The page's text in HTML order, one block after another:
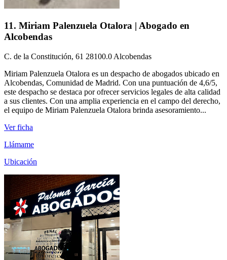
11. Miriam Palenzuela Otalora | Abogado en
Alcobendas
C. de la Constitución, 61 28100.0 Alcobendas
Miriam Palenzuela Otalora es un despacho de abogados ubicado en
Alcobendas, Comunidad de Madrid. Con una puntuación de 4,6/5,
este despacho se destaca por ofrecer servicios legales de alta calidad
a sus clientes. Con una amplia experiencia en el campo del derecho,
el equipo de Miriam Palenzuela Otalora brinda asesoramiento...
Ver ficha
Llámame
Ubicación